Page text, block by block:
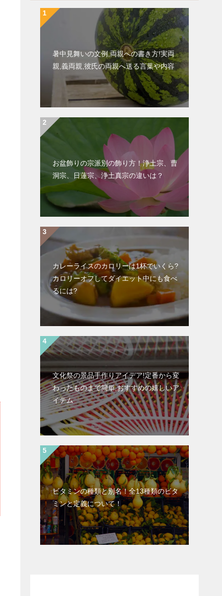
暑中見舞いの文例,両親への書き方!実両
親,義両親,彼氏の両親へ送る言葉や内容
お盆飾りの宗派別の飾り方！浄土宗、曹
洞宗、日蓮宗、浄土真宗の違いは？
カレーライスのカロリーは1杯でいくら?
カロリーオフしてダイエット中にも食べ
るには?
文化祭の景品手作りアイデア!定番から変
わったものまで簡単,おすすめの嬉しいア
イテム
ビタミンの種類と別名！全13種類のビタ
ミンと定義について！